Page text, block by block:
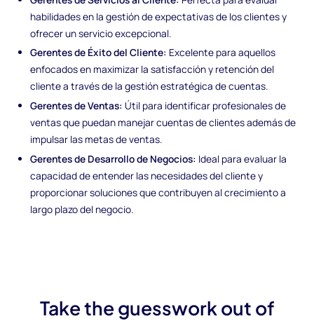
habilidades en la gestión de expectativas de los clientes y
ofrecer un servicio excepcional.
Gerentes de Éxito del Cliente: Excelente para aquellos
enfocados en maximizar la satisfacción y retención del
cliente a través de la gestión estratégica de cuentas.
Gerentes de Ventas: Útil para identificar profesionales de
ventas que puedan manejar cuentas de clientes además de
impulsar las metas de ventas.
Gerentes de Desarrollo de Negocios: Ideal para evaluar la
capacidad de entender las necesidades del cliente y
proporcionar soluciones que contribuyen al crecimiento a
largo plazo del negocio.
Take the guesswork out of